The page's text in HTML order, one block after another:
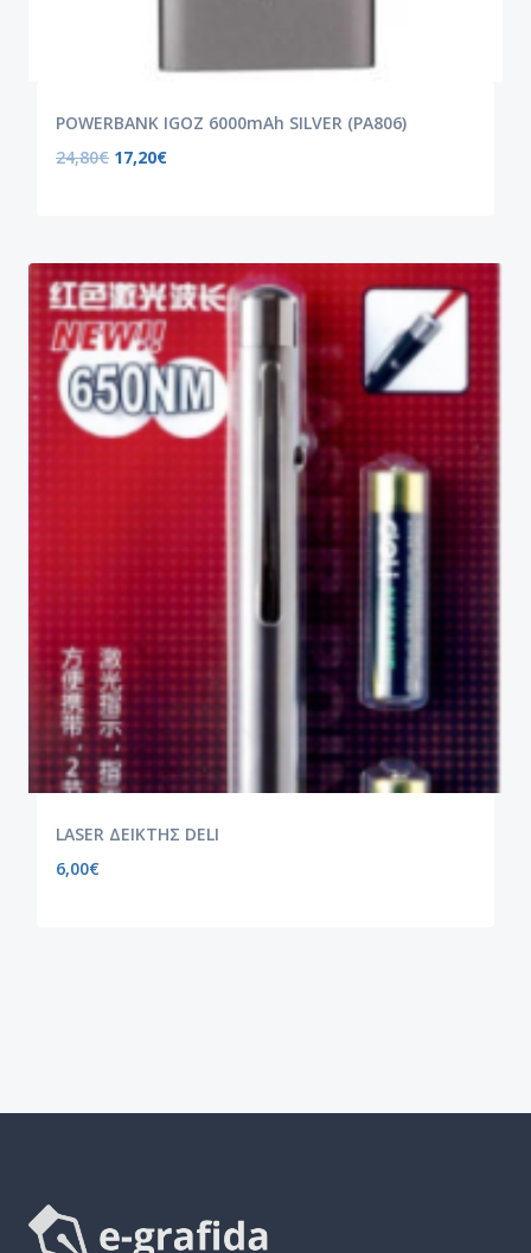
POWERBANK IGOZ 6000mAh SILVER (PA806)
24,80€ 17,20€
LASER ΔΕΙΚΤΗΣ DELI
6,00€